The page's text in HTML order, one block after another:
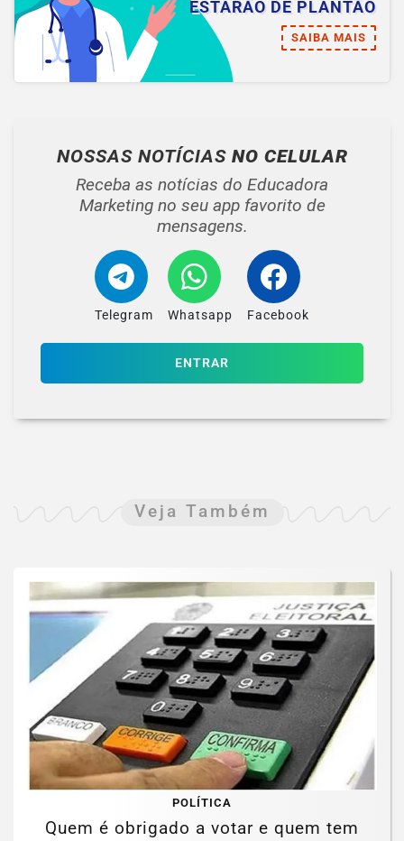
ESTARÃO DE PLANTÃO
SAIBA MAIS
NOSSAS NOTÍCIAS NO CELULAR
Receba as notícias do Educadora
Marketing no seu app favorito de
mensagens.
Telegram Whatsapp Facebook
ENTRAR
Veja Também
POLÍTICA
Quem é obrigado a votar e quem tem